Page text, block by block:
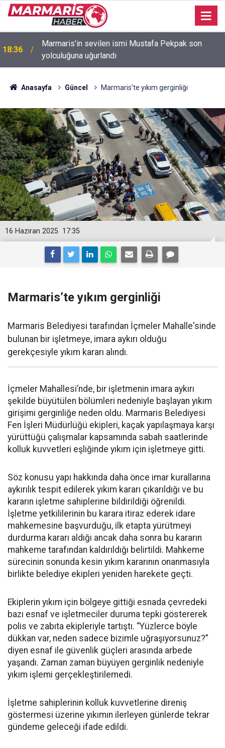
16:35
Bakan Fidan: "Körfez'de devam eden savaş
dikkatimizi Filistin meselesinden ayırmadı"
Anasayfa Güncel Marmaris’te yıkım gerginliği
17:35
16 Haziran 2025
Marmaris’te yıkım gerginliği
Marmaris Belediyesi tarafından İçmeler Mahalle'sinde
bulunan bir işletmeye, imara aykırı olduğu
gerekçesiyle yıkım kararı alındı.
İçmeler Mahallesi’nde, bir işletmenin imara aykırı
şekilde büyütülen bölümleri nedeniyle başlayan yıkım
girişimi gerginliğe neden oldu. Marmaris Belediyesi
Fen İşleri Müdürlüğü ekipleri, kaçak yapılaşmaya karşı
yürüttüğü çalışmalar kapsamında sabah saatlerinde
kolluk kuvvetleri eşliğinde yıkım için işletmeye gitti.
Söz konusu yapı hakkında daha önce imar kurallarına
aykırılık tespit edilerek yıkım kararı çıkarıldığı ve bu
kararın işletme sahiplerine bildirildiği öğrenildi.
İşletme yetkililerinin bu karara itiraz ederek idare
mahkemesine başvurduğu, ilk etapta yürütmeyi
durdurma kararı aldığı ancak daha sonra bu kararın
mahkeme tarafından kaldırıldığı belirtildi. Mahkeme
sürecinin sonunda kesin yıkım kararının onanmasıyla
birlikte belediye ekipleri yeniden harekete geçti.
Ekiplerin yıkım için bölgeye gittiği esnada çevredeki
bazı esnaf ve işletmeciler duruma tepki göstererek
polis ve zabıta ekipleriyle tartıştı. “Yüzlerce böyle
dükkan var, neden sadece bizimle uğraşıyorsunuz?”
diyen esnaf ile güvenlik güçleri arasında arbede
yaşandı. Zaman zaman büyüyen gerginlik nedeniyle
yıkım işlemi gerçekleştirilemedi.
İşletme sahiplerinin kolluk kuvvetlerine direniş
göstermesi üzerine yıkımın ilerleyen günlerde tekrar
gündeme geleceği ifade edildi.